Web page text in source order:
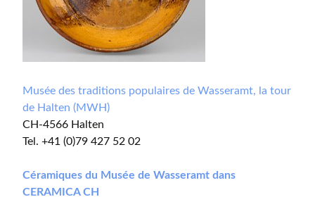
Musée des traditions populaires de Wasseramt, la tour
de Halten (MWH)
CH-4566 Halten
Tel. +41 (0)79 427 52 02
Céramiques du Musée de Wasseramt dans
CERAMICA CH